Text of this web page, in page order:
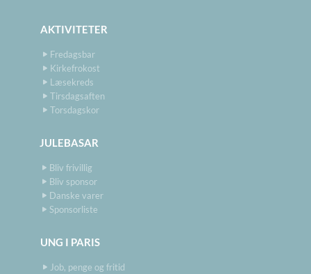
AKTIVITETER
Fredagsbar
Kirkefrokost
Læsekreds
Tirsdagsaften
Torsdagskor
JULEBASAR
Bliv frivillig
Bliv sponsor
Danske varer
Sponsorliste
UNG I PARIS
Job, penge og fritid